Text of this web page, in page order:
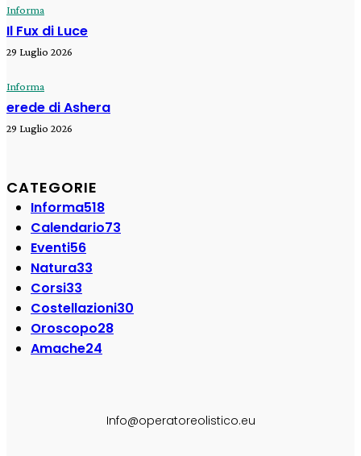
Informa
Il Fux di Luce
29 Luglio 2026
Informa
erede di Ashera
29 Luglio 2026
CATEGORIE
Informa518
Calendario73
Eventi56
Natura33
Corsi33
Costellazioni30
Oroscopo28
Amache24
Info@operatoreolistico.eu